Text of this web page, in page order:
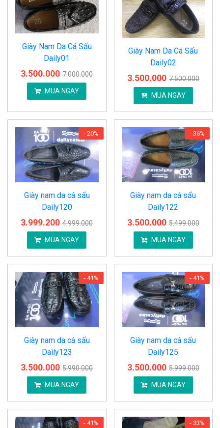
Giày Nam Da Cá Sấu
Daily01
3.500.000 7.000.000
MUA NGAY
Giày Nam Da Cá Sấu
Daily02
3.500.000 7.500.000
MUA NGAY
- 20%
Giày nam da cá sấu
Daily120
3.999.200 4.999.000
MUA NGAY
- 36%
Giày nam da cá sấu
Daily122
3.500.000 5.499.000
MUA NGAY
- 41%
Giày nam da cá sấu
Daily123
3.500.000 5.990.000
MUA NGAY
- 41%
Giày nam da cá sấu
Daily125
3.500.000 5.999.000
MUA NGAY
- 41% - 33%